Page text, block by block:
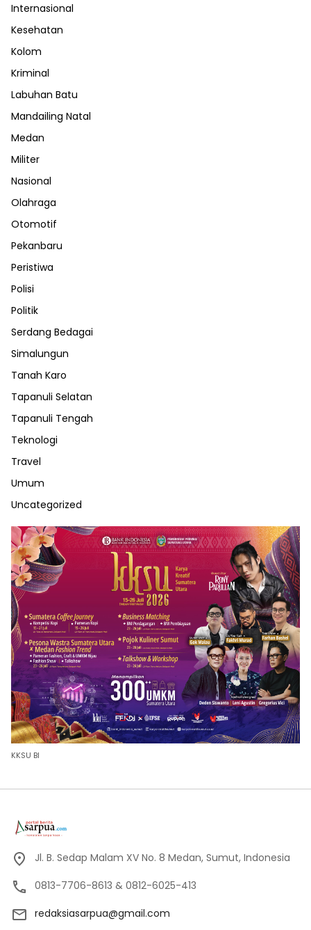
Internasional
Kesehatan
Kolom
Kriminal
Labuhan Batu
Mandailing Natal
Medan
Militer
Nasional
Olahraga
Otomotif
Pekanbaru
Peristiwa
Polisi
Politik
Serdang Bedagai
Simalungun
Tanah Karo
Tapanuli Selatan
Tapanuli Tengah
Teknologi
Travel
Umum
Uncategorized
KKSU BI
Jl. B. Sedap Malam XV No. 8 Medan, Sumut, Indonesia
0813-7706-8613 & 0812-6025-413
redaksiasarpua@gmail.com